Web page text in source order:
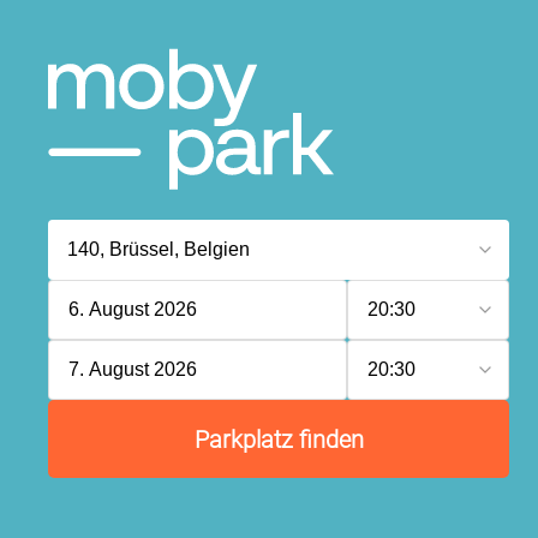
6. August 2026 20:30
7. August 2026 20:30
Parkplatz finden